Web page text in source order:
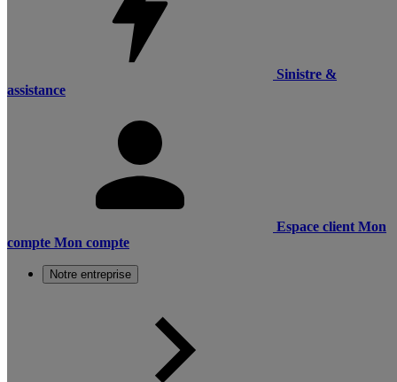
Sinistre &
assistance
Espace client Mon
compte Mon compte
Notre entreprise